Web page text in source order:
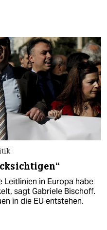
Leitlinien in Europa habe
sagt Gabriele Bischoff.
in die EU entstehen.